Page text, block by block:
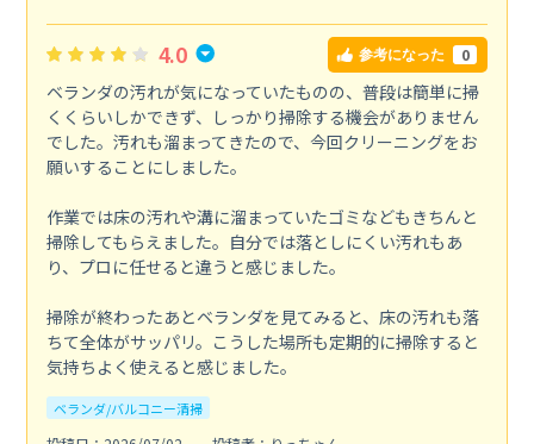
4.0 参考になった 0
ベランダの汚れが気になっていたものの、普段は簡単に掃
くくらいしかできず、しっかり掃除する機会がありません
でした。汚れも溜まってきたので、今回クリーニングをお
願いすることにしました。
作業では床の汚れや溝に溜まっていたゴミなどもきちんと
掃除してもらえました。自分では落としにくい汚れもあ
り、プロに任せると違うと感じました。
掃除が終わったあとベランダを見てみると、床の汚れも落
ちて全体がサッパリ。こうした場所も定期的に掃除すると
気持ちよく使えると感じました。
ベランダ/バルコニー清掃